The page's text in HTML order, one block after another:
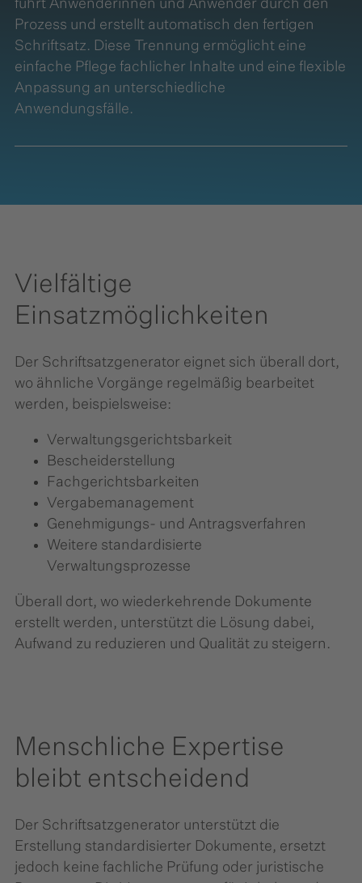
führt Anwenderinnen und Anwender durch den
Prozess und erstellt automatisch den fertigen
Schriftsatz. Diese Trennung ermöglicht eine
einfache Pflege fachlicher Inhalte und eine flexible
Anpassung an unterschiedliche
Anwendungsfälle.
Vielfältige
Einsatzmöglichkeiten
Der Schriftsatzgenerator eignet sich überall dort,
wo ähnliche Vorgänge regelmäßig bearbeitet
werden, beispielsweise:
Verwaltungsgerichtsbarkeit
Bescheiderstellung
Fachgerichtsbarkeiten
Vergabemanagement
Genehmigungs- und Antragsverfahren
Weitere standardisierte
Verwaltungsprozesse
Überall dort, wo wiederkehrende Dokumente
erstellt werden, unterstützt die Lösung dabei,
Aufwand zu reduzieren und Qualität zu steigern.
Menschliche Expertise
bleibt entscheidend
Der Schriftsatzgenerator unterstützt die
Erstellung standardisierter Dokumente, ersetzt
jedoch keine fachliche Prüfung oder juristische